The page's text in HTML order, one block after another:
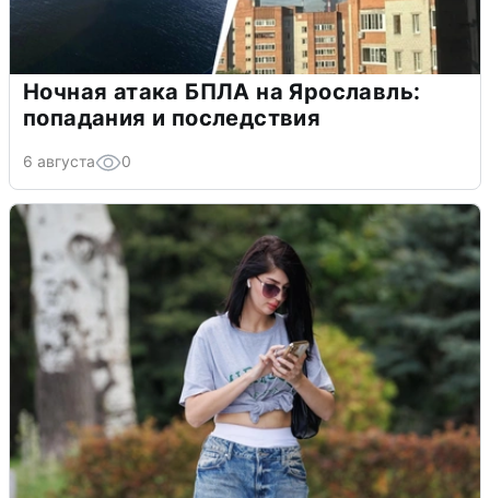
Ночная атака БПЛА на Ярославль:
попадания и последствия
6 августа 0